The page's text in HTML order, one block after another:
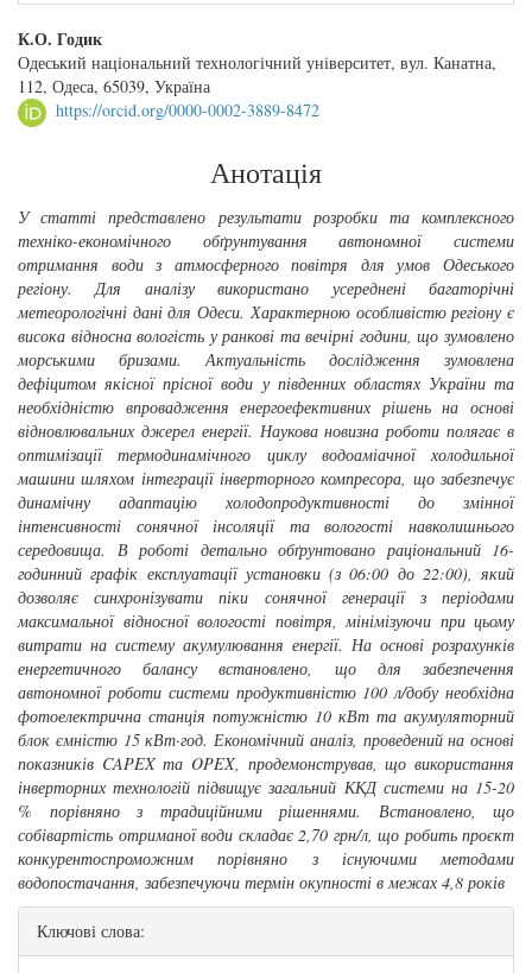
##plugins.themes.bootstrap3.article.main##
К.О. Годик
Одеський національний технологічний університет, вул. Канатна,
112, Одеса, 65039, Україна
https://orcid.org/0000-0002-3889-8472
Анотація
У статті представлено результати розробки та комплексного
техніко-економічного обґрунтування автономної системи
отримання води з атмосферного повітря для умов Одеського
регіону. Для аналізу використано усереднені багаторічні
метеорологічні дані для Одеси. Характерною особливістю регіону є
висока відносна вологість у ранкові та вечірні години, що зумовлено
морськими бризами. Актуальність дослідження зумовлена
дефіцитом якісної прісної води у південних областях України та
необхідністю впровадження енергоефективних рішень на основі
відновлювальних джерел енергії. Наукова новизна роботи полягає в
оптимізації термодинамічного циклу водоаміачної холодильної
машини шляхом інтеграції інверторного компресора, що забезпечує
динамічну адаптацію холодопродуктивності до змінної
інтенсивності сонячної інсоляції та вологості навколишнього
середовища. В роботі детально обґрунтовано раціональний 16-
годинний графік експлуатації установки (з 06:00 до 22:00), який
дозволяє синхронізувати піки сонячної генерації з періодами
максимальної відносної вологості повітря, мінімізуючи при цьому
витрати на систему акумулювання енергії. На основі розрахунків
енергетичного балансу встановлено, що для забезпечення
автономної роботи системи продуктивністю 100 л/добу необхідна
фотоелектрична станція потужністю 10 кВт та акумуляторний
блок ємністю 15 кВт·год. Економічний аналіз, проведений на основі
показників CAPEX та OPEX, продемонстрував, що використання
інверторних технологій підвищує загальний ККД системи на 15-20
% порівняно з традиційними рішеннями. Встановлено, що
собівартість отриманої води складає 2,70 грн/л, що робить проєкт
конкурентоспроможним порівняно з існуючими методами
водопостачання, забезпечуючи термін окупності в межах 4,8 років
Ключові слова: